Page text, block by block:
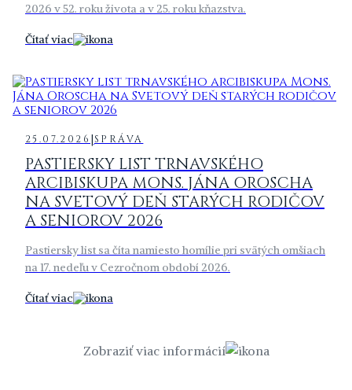
2026 v 52. roku života a v 25. roku kňazstva.
Čítať viac
25.07.2026 |SPRÁVA
PASTIERSKY LIST TRNAVSKÉHO
ARCIBISKUPA MONS. JÁNA OROSCHA
NA SVETOVÝ DEŇ STARÝCH RODIČOV
A SENIOROV 2026
Pastiersky list sa číta namiesto homílie pri svätých omšiach
na 17. nedeľu v Cezročnom období 2026.
Čítať viac
Zobraziť viac informácií